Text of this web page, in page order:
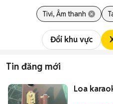
Tivi, Âm thanh
Đổi khu vực
Tin đăng mới
Loa